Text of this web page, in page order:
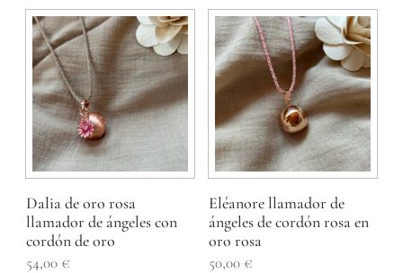
Dalia de oro rosa
llamador de ángeles con
cordón de oro
54,00 €
Eléanore llamador de
ángeles de cordón rosa en
oro rosa
50,00 €